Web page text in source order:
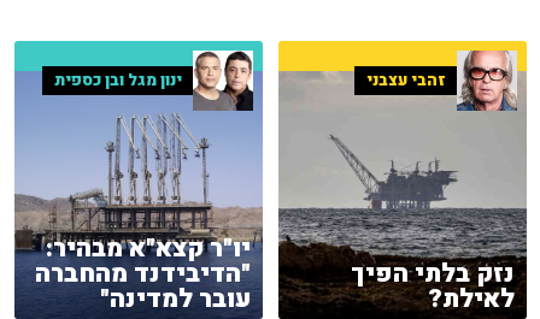
זהבי עצבני
נזק בלתי הפיך
לאילת?
ינון מגל ובן כספית
יו"ר קצא"א מבהיר:
"הדיבידנד מהחברה
עובר למדינה"